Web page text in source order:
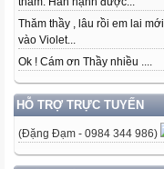
Thăm thầy , lâu rồi em lai mới
vào Violet...
Ok ! Cám ơn Thầy nhiều ....
HỖ TRỢ TRỰC TUYẾN
(Đặng Đạm - 0984 344 986)